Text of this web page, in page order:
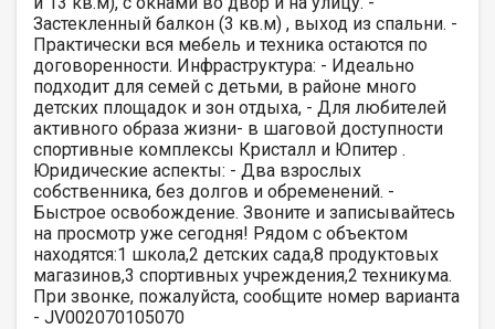
Застекленный балкон (3 кв.м) , выход из спальни. -
Практически вся мебель и техника остаются по
договоренности. Инфраструктура: - Идеально
подходит для семей с детьми, в районе много
детских площадок и зон отдыха, - Для любителей
активного образа жизни- в шаговой доступности
спортивные комплексы Кристалл и Юпитер .
Юридические аспекты: - Два взрослых
собственника, без долгов и обременений. -
Быстрое освобождение. Звоните и записывайтесь
на просмотр уже сегодня! Рядом с объектом
находятся:1 школа,2 детских сада,8 продуктовых
магазинов,3 спортивных учреждения,2 техникума.
При звонке, пожалуйста, сообщите номер варианта
- JV002070105070